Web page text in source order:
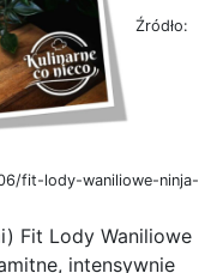
Źródło:
fit-lody-waniliowe-ninja-
Fit Lody Waniliowe
intensywnie